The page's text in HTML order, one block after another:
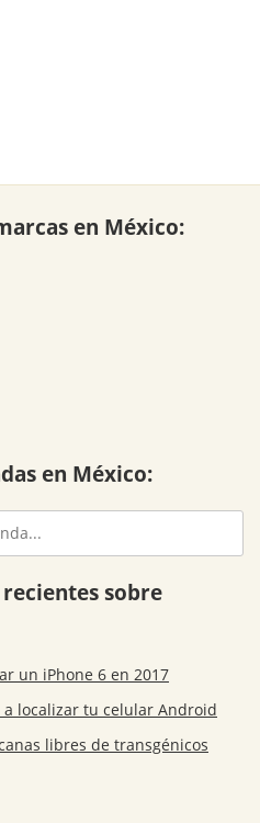
en México:
en México:
sobre
un iPhone 6 en 2017
localizar tu celular Android
libres de transgénicos